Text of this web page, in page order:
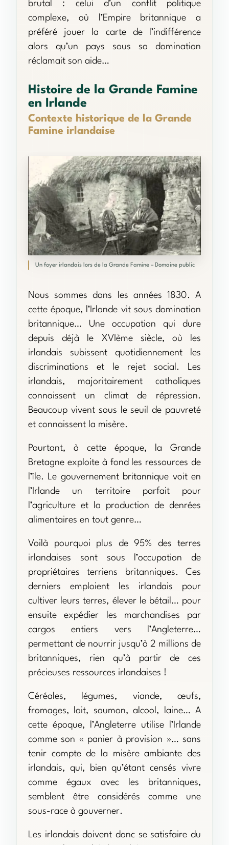
brutal : celui d’un conflit politique
complexe, où l’Empire britannique a
préféré jouer la carte de l’indifférence
alors qu’un pays sous sa domination
réclamait son aide…
Histoire de la Grande Famine
en Irlande
Contexte historique de la Grande
Famine irlandaise
Un foyer irlandais lors de la Grande Famine – Domaine public
Nous sommes dans les années 1830. A
cette époque, l’Irlande vit sous domination
britannique… Une occupation qui dure
depuis déjà le XVIème siècle, où les
irlandais subissent quotidiennement les
discriminations et le rejet social. Les
irlandais, majoritairement catholiques
connaissent un climat de répression.
Beaucoup vivent sous le seuil de pauvreté
et connaissent la misère.
Pourtant, à cette époque, la Grande
Bretagne exploite à fond les ressources de
l’île. Le gouvernement britannique voit en
l’Irlande un territoire parfait pour
l’agriculture et la production de denrées
alimentaires en tout genre…
Voilà pourquoi plus de 95% des terres
irlandaises sont sous l’occupation de
propriétaires terriens britanniques. Ces
derniers emploient les irlandais pour
cultiver leurs terres, élever le bétail… pour
ensuite expédier les marchandises par
cargos entiers vers l’Angleterre…
permettant de nourrir jusqu’à 2 millions de
britanniques, rien qu’à partir de ces
précieuses ressources irlandaises !
Céréales, légumes, viande, œufs,
fromages, lait, saumon, alcool, laine… A
cette époque, l’Angleterre utilise l’Irlande
comme son « panier à provision »… sans
tenir compte de la misère ambiante des
irlandais, qui, bien qu’étant censés vivre
comme égaux avec les britanniques,
semblent être considérés comme une
sous-race à gouverner.
Les irlandais doivent donc se satisfaire du